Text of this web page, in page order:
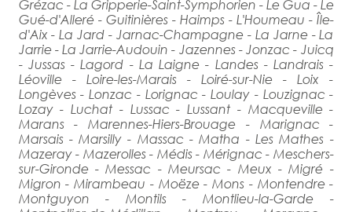
Grézac - La Gripperie-Saint-Symphorien - Le Gua - Le
Gué-d'Alleré - Guitinières - Haimps - L'Houmeau - Île-
d'Aix - La Jard - Jarnac-Champagne - La Jarne - La
Jarrie - La Jarrie-Audouin - Jazennes - Jonzac - Juicq
- Jussas - Lagord - La Laigne - Landes - Landrais -
Léoville - Loire-les-Marais - Loiré-sur-Nie - Loix -
Longèves - Lonzac - Lorignac - Loulay - Louzignac -
Lozay - Luchat - Lussac - Lussant - Macqueville -
Marans - Marennes-Hiers-Brouage - Marignac -
Marsais - Marsilly - Massac - Matha - Les Mathes -
Mazeray - Mazerolles - Médis - Mérignac - Meschers-
sur-Gironde - Messac - Meursac - Meux - Migré -
Migron - Mirambeau - Moëze - Mons - Montendre -
Montguyon - Montils - Montlieu-la-Garde -